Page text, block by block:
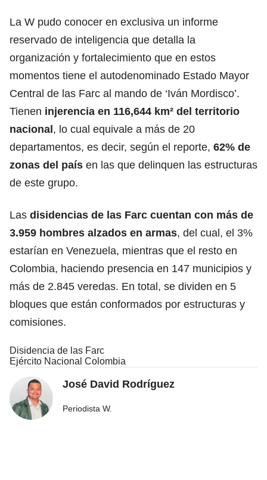
La W pudo conocer en exclusiva un informe
reservado de inteligencia que detalla la
organización y fortalecimiento que en estos
momentos tiene el autodenominado Estado Mayor
Central de las Farc al mando de ‘Iván Mordisco’.
Tienen injerencia en 116,644 km² del territorio
nacional, lo cual equivale a más de 20
departamentos, es decir, según el reporte, 62% de
zonas del país en las que delinquen las estructuras
de este grupo.
Las disidencias de las Farc cuentan con más de
3.959 hombres alzados en armas, del cual, el 3%
estarían en Venezuela, mientras que el resto en
Colombia, haciendo presencia en 147 municipios y
más de 2.845 veredas. En total, se dividen en 5
bloques que están conformados por estructuras y
comisiones.
Disidencia de las Farc
Ejército Nacional Colombia
José David Rodríguez
Periodista W.